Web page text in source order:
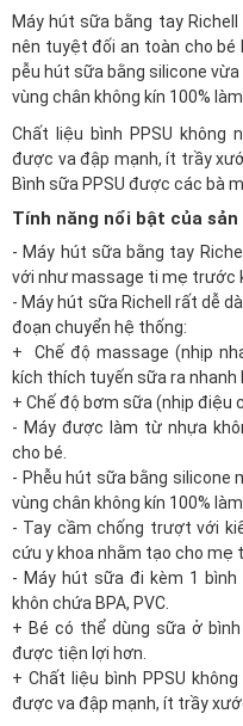
Máy hút sữa bằng tay
nên tuyệt đối an toàn cho bé
pễu hút sữa bằng silicone
vùng chân không kín 100%
Chất liệu bình PPSU không
được va đập mạnh, ít trầy
Bình sữa PPSU được các bà
Tính năng nổi bật của sản
- Máy hút sữa bằng tay
với như massage ti mẹ trước
- Máy hút sữa Richell rất dễ
đoạn chuyển hệ thống:
+ Chế độ massage (nhịp
kích thích tuyến sữa ra nhanh
+ Chế độ bơm sữa (nhịp điệu
- Máy được làm từ nhựa
cho bé.
- Phễu hút sữa bằng silicone
vùng chân không kín 100%
- Tay cầm chống trượt với
cứu y khoa nhằm tạo cho mẹ
- Máy hút sữa đi kèm 1
khôn chứa BPA, PVC.
+ Bé có thể dùng sữa ở
được tiện lợi hơn.
+ Chất liệu bình PPSU
được va đập mạnh, ít trầy